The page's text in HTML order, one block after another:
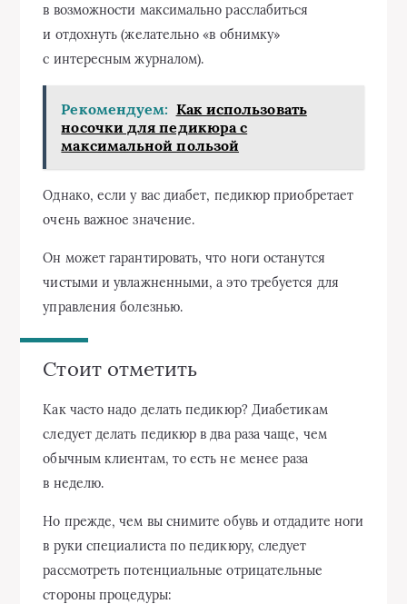
в возможности максимально расслабиться
и отдохнуть (желательно «в обнимку»
с интересным журналом).
Рекомендуем: Как использовать
носочки для педикюра с
максимальной пользой
Однако, если у вас диабет, педикюр приобретает
очень важное значение.
Он может гарантировать, что ноги останутся
чистыми и увлажненными, а это требуется для
управления болезнью.
Стоит отметить
Как часто надо делать педикюр? Диабетикам
следует делать педикюр в два раза чаще, чем
обычным клиентам, то есть не менее раза
в неделю.
Но прежде, чем вы снимите обувь и отдадите ноги
в руки специалиста по педикюру, следует
рассмотреть потенциальные отрицательные
стороны процедуры: